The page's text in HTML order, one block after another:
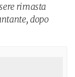
rimasta
dopo